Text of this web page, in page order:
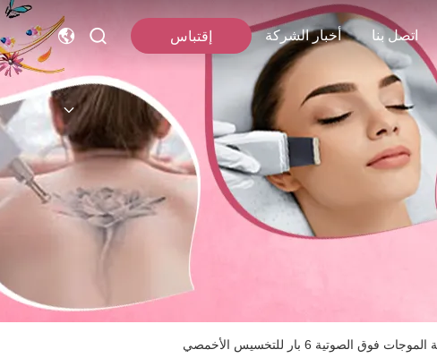
اتصل بنا أخبار الشركة إقتباس